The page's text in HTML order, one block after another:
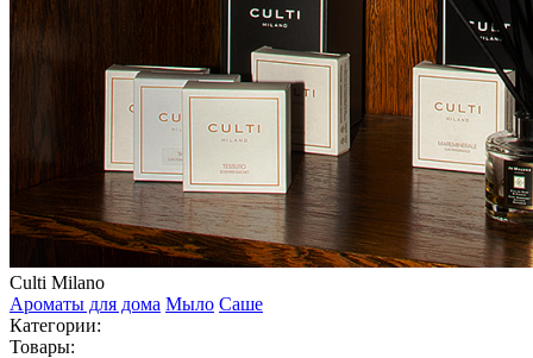
Culti Milano
Ароматы для дома Мыло Саше
Категории:
Товары: